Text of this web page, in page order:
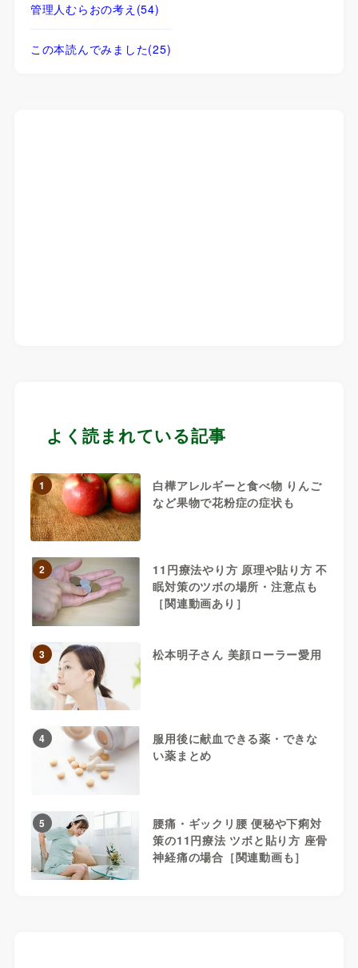
管理人むらおの考え (54)
この本読んでみました(25)
よく読まれている記事
1
白樺アレルギーと食べ物 りんご
など果物で花粉症の症状も
2
11円療法やり方 原理や貼り方 不
眠対策のツボの場所・注意点も
［関連動画あり］
3 松本明子さん 美顔ローラー愛用
4
服用後に献血できる薬・できな
い薬まとめ
5
腰痛・ギックリ腰 便秘や下痢対
策の11円療法 ツボと貼り方 座骨
神経痛の場合［関連動画も］